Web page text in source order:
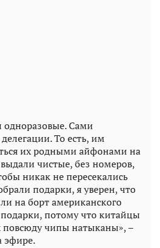
Сами
То есть, им
их родными айфонами на
чистые, без номеров,
никак не пересекались
подарки, я уверен, что
на борт американского
потому что китайцы
повсюду чипы натыканы», –
эфире.